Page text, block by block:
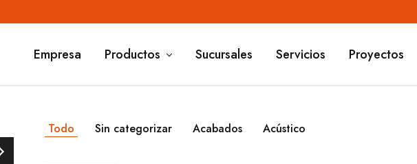
Empresa Productos Sucursales Servicios Proyectos
Todo Sin categorizar Acabados Acústico